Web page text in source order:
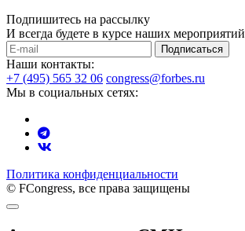
Подпишитесь на рассылку
И всегда будете в курсе наших мероприятий
Подписаться
Наши контакты:
+7 (495) 565 32 06 congress@forbes.ru
Мы в социальных сетях:
Политика конфиденциальности
© FCongress, все права защищены